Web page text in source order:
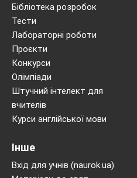
Бібліотека розробок
Тести
Лабораторні роботи
Проєкти
Конкурси
Олімпіади
Штучний інтелект для
вчителів
Курси англійської мови
Інше
Вхід для учнів (naurok.ua)